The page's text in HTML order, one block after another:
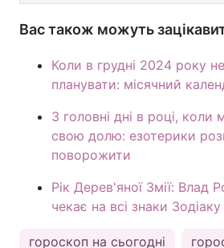
Вас також можуть
Коли в грудні 2024 року не
планувати: місячний
3 головні дні в році, коли
свою долю: езотерики
поворожити
Рік Дерев'яної Змії: Влад
чекає на всі знаки
гороскоп на сьогодні